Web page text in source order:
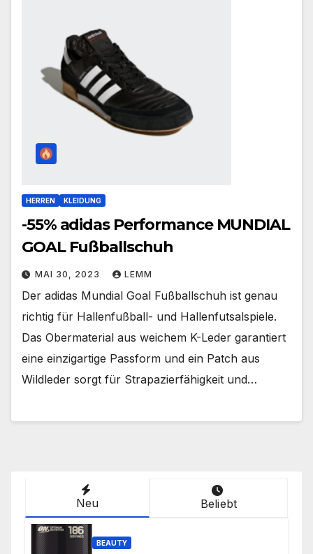
HERREN KLEIDUNG
-55% adidas Performance MUNDIAL
GOAL Fußballschuh
MAI 30, 2023 LEMM
Der adidas Mundial Goal Fußballschuh ist genau
richtig für Hallenfußball- und Hallenfutsalspiele.
Das Obermaterial aus weichem K-Leder garantiert
eine einzigartige Passform und ein Patch aus
Wildleder sorgt für Strapazierfähigkeit und…
Neu Beliebt
BEAUTY